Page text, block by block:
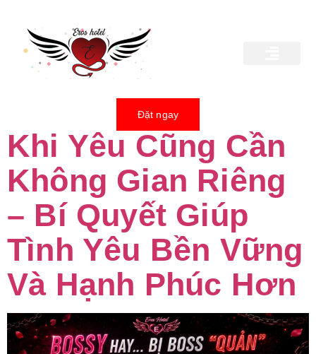
Đặt ngay
Danh mục:
Blogs
Khi Yêu Cũng Cần
Không Gian Riêng
– Bí Quyết Giúp
Tình Yêu Bền Vững
Và Hạnh Phúc Hơn